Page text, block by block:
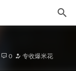
0 专收爆米花